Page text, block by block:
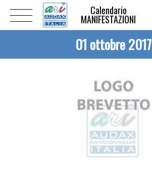
Calendario
MANIFESTAZIONI
01 ottobre 2017